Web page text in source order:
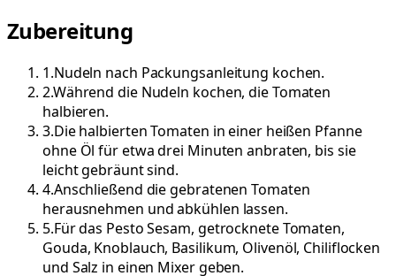
Zubereitung
1.Nudeln nach Packungsanleitung kochen.
2.Während die Nudeln kochen, die Tomaten
halbieren.
3.Die halbierten Tomaten in einer heißen Pfanne
ohne Öl für etwa drei Minuten anbraten, bis sie
leicht gebräunt sind.
4.Anschließend die gebratenen Tomaten
herausnehmen und abkühlen lassen.
5.Für das Pesto Sesam, getrocknete Tomaten,
Gouda, Knoblauch, Basilikum, Olivenöl, Chiliflocken
und Salz in einen Mixer geben.